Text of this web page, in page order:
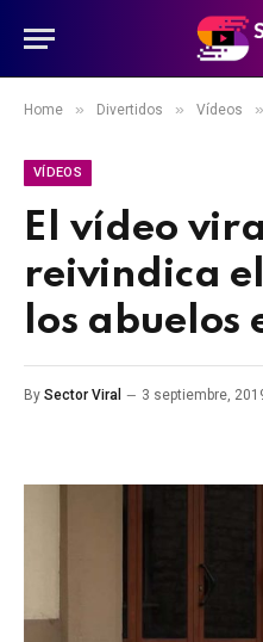
Home » Divertidos » Vídeos »
VÍDEOS
El vídeo
reivindica
los abuelos
By Sector Viral 3 septiembre,